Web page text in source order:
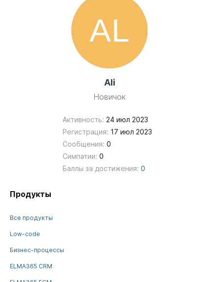
Ali
Новичок
Активность: 24 июл 2023
Регистрация: 17 июл 2023
Сообщения: 0
Симпатии: 0
Баллы за достижения: 0
Продукты
Все продукты
Low-code
Бизнес-процессы
ELMA365 CRM